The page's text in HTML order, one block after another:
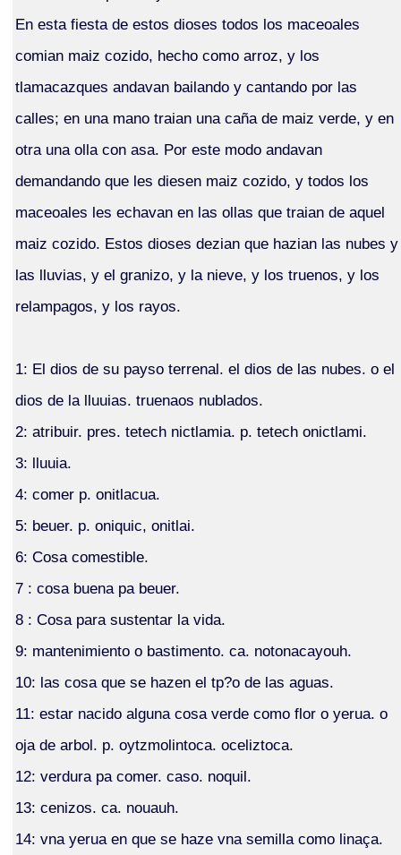
En esta fiesta de estos dioses todos los maceoales
comian maiz cozido, hecho como arroz, y los
tlamacazques andavan bailando y cantando por las
calles; en una mano traian una caña de maiz verde, y en
otra una olla con asa. Por este modo andavan
demandando que les diesen maiz cozido, y todos los
maceoales les echavan en las ollas que traian de aquel
maiz cozido. Estos dioses dezian que hazian las nubes y
las lluvias, y el granizo, y la nieve, y los truenos, y los
relampagos, y los rayos.
1: El dios de su payso terrenal. el dios de las nubes. o el
dios de la lluuias. truenaos nublados.
2: atribuir. pres. tetech nictlamia. p. tetech onictlami.
3: lluuia.
4: comer p. onitlacua.
5: beuer. p. oniquic, onitlai.
6: Cosa comestible.
7 : cosa buena pa beuer.
8 : Cosa para sustentar la vida.
9: mantenimiento o bastimento. ca. notonacayouh.
10: las cosa que se hazen el tp?o de las aguas.
11: estar nacido alguna cosa verde como flor o yerua. o
oja de arbol. p. oytzmolintoca. oceliztoca.
12: verdura pa comer. caso. noquil.
13: cenizos. ca. nouauh.
14: vna yerua en que se haze vna semilla como linaça.